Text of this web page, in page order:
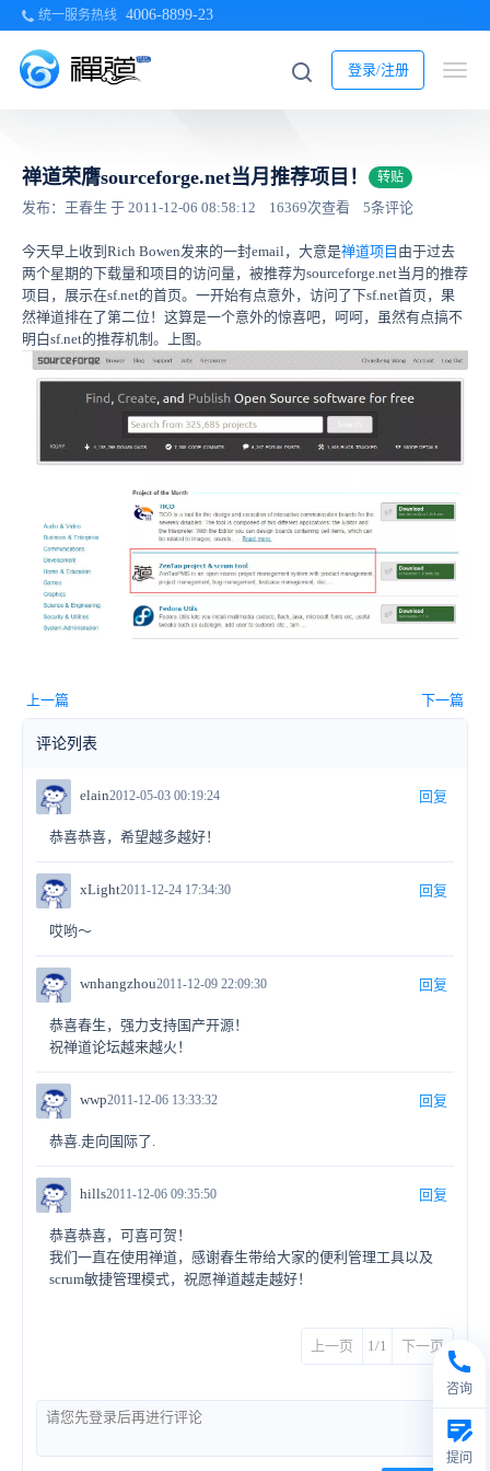
统一服务热线 4006-8899-23
登录/注册
禅道荣膺sourceforge.net当月推荐项目！ 转贴
发布：王春生 于 2011-12-06 08:58:12 16369次查看 5条评论
今天早上收到Rich Bowen发来的一封email，大意是禅道项目 由于过去
两个星期的下载量和项目的访问量，被推荐为sourceforge.net当月的推荐
项目，展示在sf.net的首页。一开始有点意外，访问了下sf.net首页，果
然禅道排在了第二位！这算是一个意外的惊喜吧，呵呵，虽然有点搞不
明白sf.net的推荐机制。上图。
上一篇 下一篇
评论列表
elain2012-05-03 00:19:24 回复
恭喜恭喜，希望越多越好！
xLight2011-12-24 17:34:30 回复
哎哟～
wnhangzhou2011-12-09 22:09:30 回复
恭喜春生，强力支持国产开源！
祝禅道论坛越来越火！
wwp2011-12-06 13:33:32 回复
恭喜.走向国际了.
hills2011-12-06 09:35:50 回复
恭喜恭喜，可喜可贺！
我们一直在使用禅道，感谢春生带给大家的便利管理工具以及
scrum敏捷管理模式，祝愿禅道越走越好！
上一页 1/1 下一页
咨询
提问